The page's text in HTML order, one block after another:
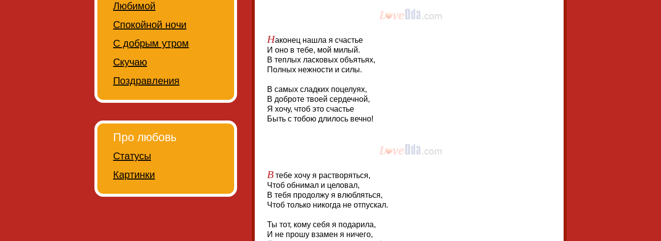
Наконец нашла я счастье
И оно в тебе, мой милый.
В теплых ласковых объятьях,
Полных нежности и силы.
В самых сладких поцелуях,
В доброте твоей сердечной,
Я хочу, чтоб это счастье
Быть с тобою длилось вечно!
В тебе хочу я растворяться,
Чтоб обнимал и целовал,
В тебя продолжу я влюбляться,
Чтоб только никогда не отпускал.
Ты тот, кому себя я подарила,
И не прошу взамен я ничего,
Любимой
Спокойной ночи
С добрым утром
Скучаю
Поздравления
Про любовь
Статусы
Картинки